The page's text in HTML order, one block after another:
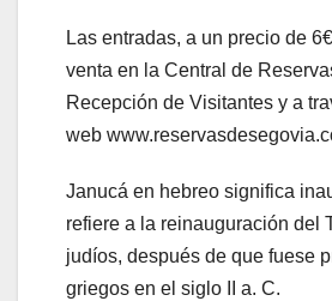
Las entradas, a un precio de
venta en la Central de
Recepción de Visitantes y a
web
Janucá en hebreo significa
refiere a la reinauguración del
judíos, después de que fuese
griegos en el siglo II a. C.